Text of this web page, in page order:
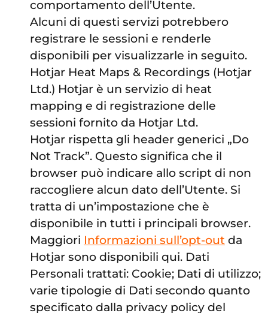
comportamento dell’Utente.
Alcuni di questi servizi potrebbero
registrare le sessioni e renderle
disponibili per visualizzarle in seguito.
Hotjar Heat Maps & Recordings (Hotjar
Ltd.) Hotjar è un servizio di heat
mapping e di registrazione delle
sessioni fornito da Hotjar Ltd.
Hotjar rispetta gli header generici „Do
Not Track”. Questo significa che il
browser può indicare allo script di non
raccogliere alcun dato dell’Utente. Si
tratta di un’impostazione che è
disponibile in tutti i principali browser.
Maggiori Informazioni sull’opt-out da
Hotjar sono disponibili qui. Dati
Personali trattati: Cookie; Dati di utilizzo;
varie tipologie di Dati secondo quanto
specificato dalla privacy policy del